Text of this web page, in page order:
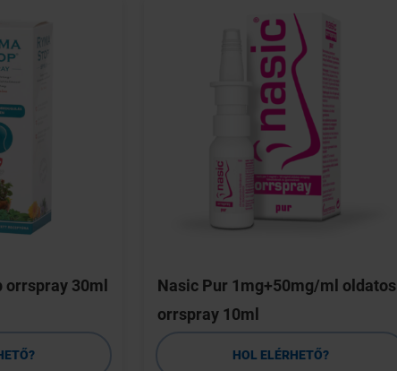
orrspray 30ml
Nasic Pur 1mg+50mg/ml oldatos
orrspray 10ml
HOL ELÉRHETŐ?